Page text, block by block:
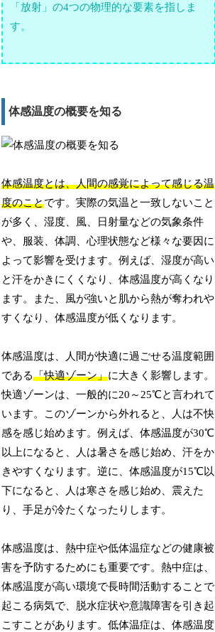
「放射」の4つの物理的な要素を指しま
す。
体感温度の概要を知る
体感温度とは、人間の感覚によって感じる温
度のことです。実際の気温と一致しないこと
が多く、湿度、風、日射量などの気象条件
や、服装、体調、心理状態など様々な要因に
よって影響を受けます。例えば、湿度が高い
と汗をかきにくくなり、体感温度が高くなり
ます。また、風が強いと肌から熱が奪われや
すくなり、体感温度が低くなります。
体感温度は、人間が快適に過ごせる温度範囲
である「快適ゾーン」に大きく影響します。
快適ゾーンは、一般的に20～25℃と言われて
います。このゾーンから外れると、人は不快
感を感じ始めます。例えば、体感温度が30℃
以上になると、人は暑さを感じ始め、汗をか
きやすくなります。逆に、体感温度が15℃以
下になると、人は寒さを感じ始め、震えた
り、手足が冷たくなったりします。
体感温度は、熱中症や低体温症などの健康被
害を予防するためにも重要です。熱中症は、
体感温度が高い環境で長時間活動することで
起こる病気で、脱水症状や意識障害を引き起
こすことがあります。低体温症は、体感温度